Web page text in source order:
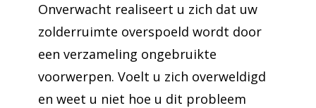
Onverwacht realiseert u zich dat uw
zolderruimte overspoeld wordt door
een verzameling ongebruikte
voorwerpen. Voelt u zich overweldigd
en weet u niet hoe u dit probleem